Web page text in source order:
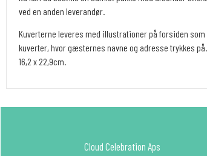
ved en anden leverandør.
Kuverterne leveres med illustrationer på forsiden
kuverter, hvor gæsternes navne og adresse trykkes
16,2 x 22,9cm.
Cloud Celebration Aps